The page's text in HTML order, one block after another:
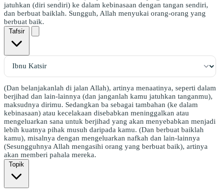
jatuhkan (diri sendiri) ke dalam kebinasaan dengan tangan sendiri,
dan berbuat baiklah. Sungguh, Allah menyukai orang-orang yang
berbuat baik.
Tafsir
(Dan belanjakanlah di jalan Allah), artinya menaatinya, seperti dalam
berjihad dan lain-lainnya (dan janganlah kamu jatuhkan tanganmu),
maksudnya dirimu. Sedangkan ba sebagai tambahan (ke dalam
kebinasaan) atau kecelakaan disebabkan meninggalkan atau
mengeluarkan sana untuk berjihad yang akan menyebabkan menjadi
lebih kuatnya pihak musuh daripada kamu. (Dan berbuat baiklah
kamu), misalnya dengan mengeluarkan nafkah dan lain-lainnya
(Sesungguhnya Allah mengasihi orang yang berbuat baik), artinya
akan memberi pahala mereka.
Topik